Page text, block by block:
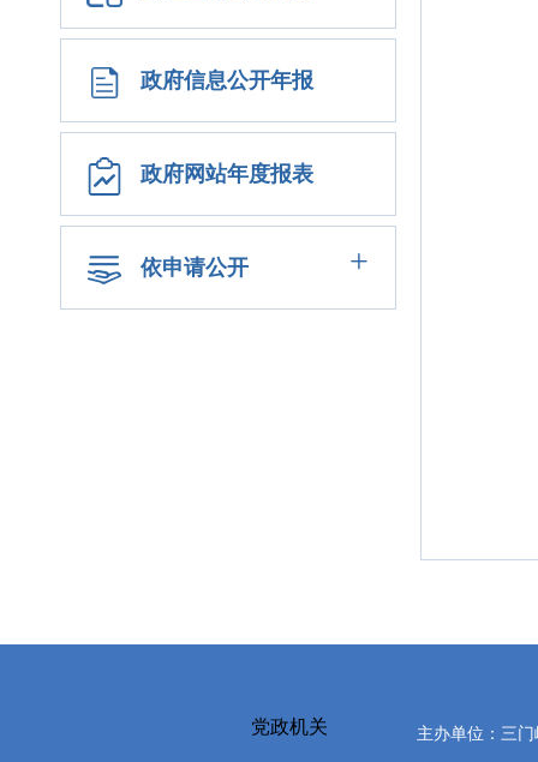
政府信息公开年报
政府网站年度报表
依申请公开 +
党政机关 主办单位：三